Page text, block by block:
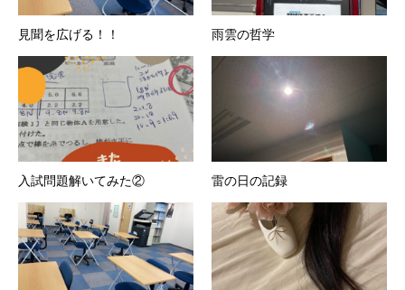
見聞を広げる！！ 雨雲の哲学
入試問題解いてみた② 雷の日の記録